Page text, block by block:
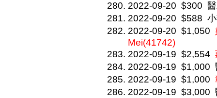
2022-09-20 $300
2022-09-20 $588
2022-09-20 $1,050
Mei(41742)
2022-09-19 $2,554
2022-09-19 $1,000
2022-09-19 $1,000
2022-09-19 $3,000